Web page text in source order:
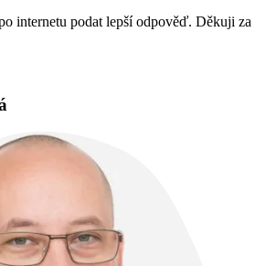
internetu podat lepší odpověď. Děkuji za